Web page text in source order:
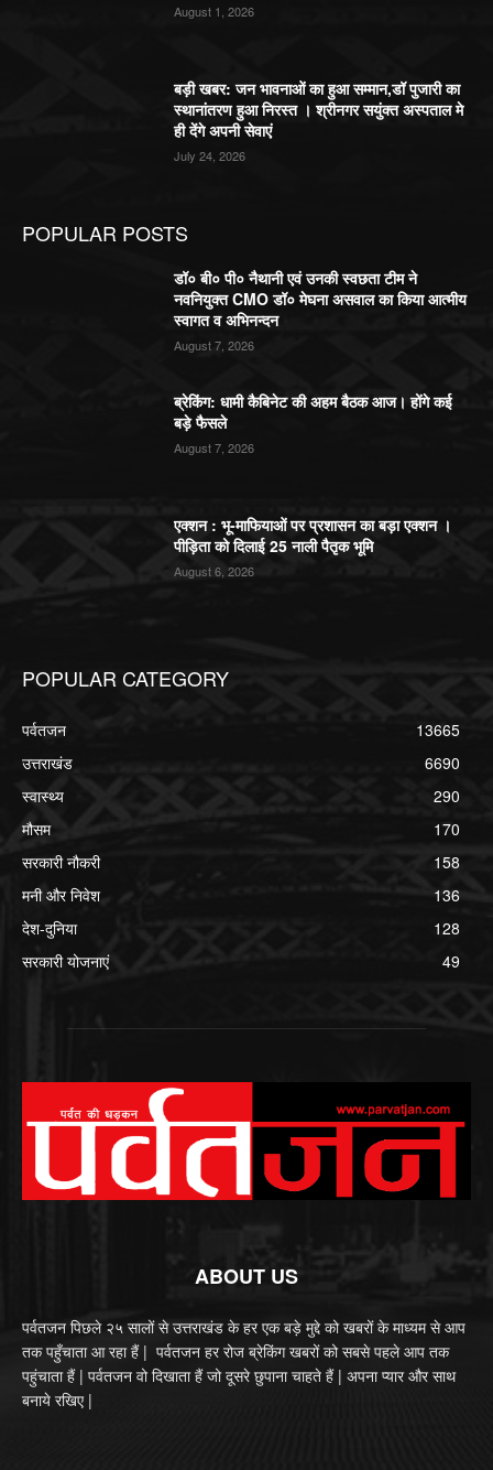
August 1, 2026
बड़ी खबर: जन भावनाओं का हुआ सम्मान,डॉ पुजारी का
स्थानांतरण हुआ निरस्त । श्रीनगर सयुंक्त अस्पताल मे
ही देंगे अपनी सेवाएं
July 24, 2026
POPULAR POSTS
डॉ० बी० पी० नैथानी एवं उनकी स्वछता टीम ने
नवनियुक्त CMO डॉ० मेघना असवाल का किया आत्मीय
स्वागत व अभिनन्दन
August 7, 2026
ब्रेकिंग: धामी कैबिनेट की अहम बैठक आज। होंगे कई
बड़े फैसले
August 7, 2026
एक्शन : भू-माफियाओं पर प्रशासन का बड़ा एक्शन ।
पीड़िता को दिलाई 25 नाली पैतृक भूमि
August 6, 2026
POPULAR CATEGORY
पर्वतजन
13665
उत्तराखंड
6690
स्वास्थ्य
290
मौसम
170
सरकारी नौकरी
158
मनी और निवेश
136
देश-दुनिया
128
सरकारी योजनाएं
49
ABOUT US
पर्वतजन पिछले २५ सालों से उत्तराखंड के हर एक बड़े मुद्दे को खबरों के माध्यम से आप
तक पहुँचाता आ रहा हैं | पर्वतजन हर रोज ब्रेकिंग खबरों को सबसे पहले आप तक
पहुंचाता हैं | पर्वतजन वो दिखाता हैं जो दूसरे छुपाना चाहते हैं | अपना प्यार और साथ
बनाये रखिए |